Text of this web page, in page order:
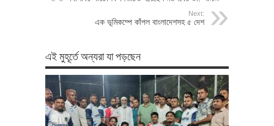
Next:
এক ভূমিকম্পে কাঁপল বাংলাদেশসহ ৫ দেশ
এই মুহূর্তে অন্যরা যা পড়ছেন